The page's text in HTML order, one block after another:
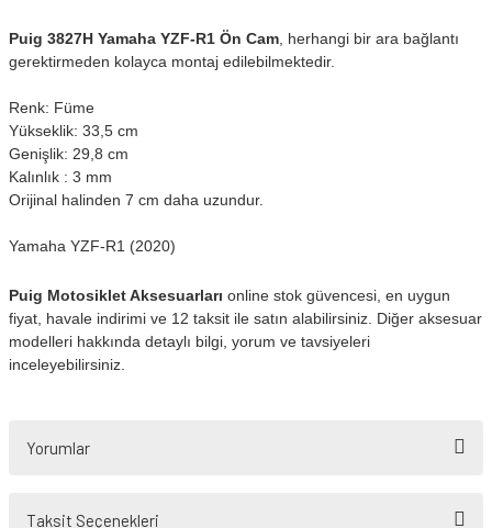
Puig 3827H Yamaha YZF-R1 Ön Cam , herhangi bir ara bağlantı
gerektirmeden kolayca montaj edilebilmektedir.
Renk: Füme
Yükseklik: 33,5 cm
Genişlik: 29,8 cm
Kalınlık : 3 mm
Orijinal halinden 7 cm daha uzundur.
Yamaha YZF-R1 (2020)
Puig Motosiklet Aksesuarları online stok güvencesi, en uygun
fiyat, havale indirimi ve 12 taksit ile satın alabilirsiniz. Diğer aksesuar
modelleri hakkında detaylı bilgi, yorum ve tavsiyeleri
inceleyebilirsiniz.
Yorumlar
Taksit Seçenekleri